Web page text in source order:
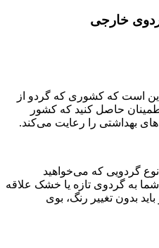
این است که کشوری که گردو از
حاصل کنید که کشور
بهداشتی را رعایت می‌کند.
گردویی که می‌خواهید
شما به گردوی تازه یا خشک علاقه
بدون تغییر رنگ، بوی